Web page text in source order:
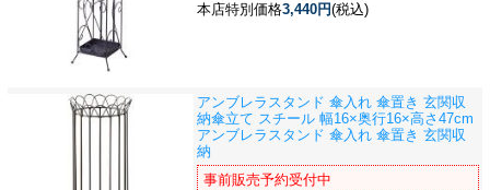
本店特別価格3,440円(税込)
アンブレラスタンド 傘入れ 傘置き 玄関収
納傘立て スチール 幅16×奥行16×高さ47cm
アンブレラスタンド 傘入れ 傘置き 玄関収
納
事前販売予約受付中